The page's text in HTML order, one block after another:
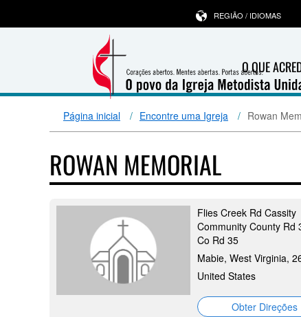
O QUE
REGIÃO / IDIOMAS
Página inicial Encontre uma Igreja Rowan
ROWAN MEMORIAL
Flies Creek Rd Cassity
Community County Rd
Co Rd 35
Mabie, West Virginia,
United States
Obter Direções